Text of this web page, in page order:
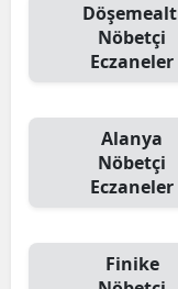
Nöbetçi
Eczaneler
Alanya
Nöbetçi
Eczaneler
Finike